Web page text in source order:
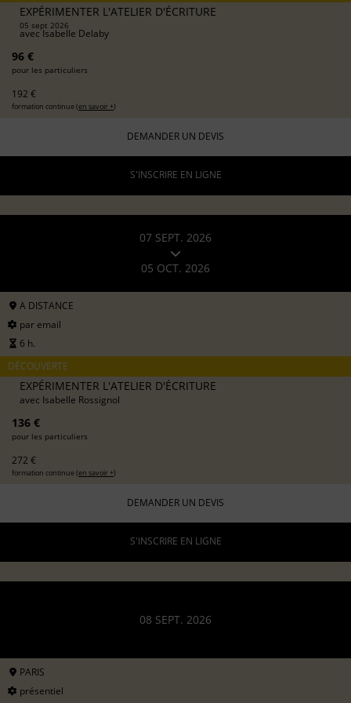
EXPÉRIMENTER L'ATELIER D'ÉCRITURE
05 sept 2026
avecIsabelle Delaby
96 €
pour les particuliers
192 €
formation continue (en savoir +)
DEMANDER UN DEVIS
S'INSCRIRE EN LIGNE
07 SEPT. 2026
05 OCT. 2026
A DISTANCE
par email
6 h.
DÉCOUVERTE
EXPÉRIMENTER L'ATELIER D'ÉCRITURE
avec Isabelle Rossignol
136 €
pour les particuliers
272 €
formation continue (en savoir +)
DEMANDER UN DEVIS
S'INSCRIRE EN LIGNE
08 SEPT. 2026
PARIS
présentiel